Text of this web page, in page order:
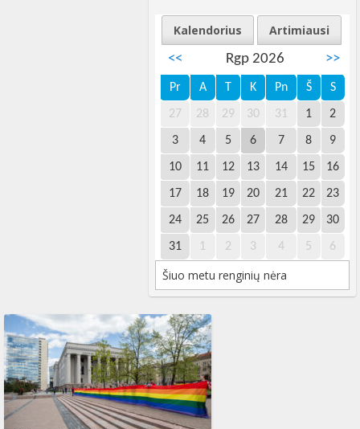
Kalendorius
Artimiausi
<<
Rgp 2026 >>
Pr A T K Pn Š S
27 28 29 30 31 1 2
3 4 5 6 7 8 9
10 11 12 13 14 15 16
17 18 19 20 21 22 23
24 25 26 27 28 29 30
31 1 2 3 4 5 6
Šiuo metu renginių nėra